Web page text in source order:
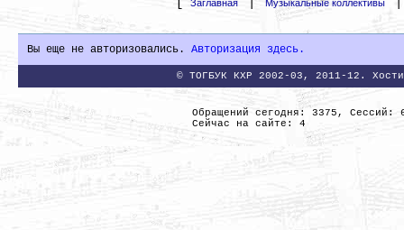
Заглавная Музыкальные коллективы
Вы еще не авторизовались. Авторизация здесь.
© ТОГБУК КХР 2002-03, 2011-12.
Обращений сегодня: 3375, Сессий:
Сейчас на сайте: 4